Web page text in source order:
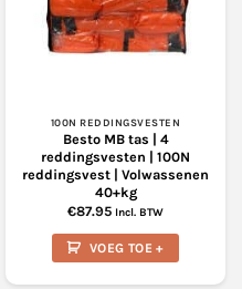
kan
gekozen
worden
productpagina
100N REDDINGSVESTEN
Besto MB tas | 4
reddingsvesten | 100N
reddingsvest | Volwassenen
40+kg
€87.95 Incl. BTW
VOEG TOE +